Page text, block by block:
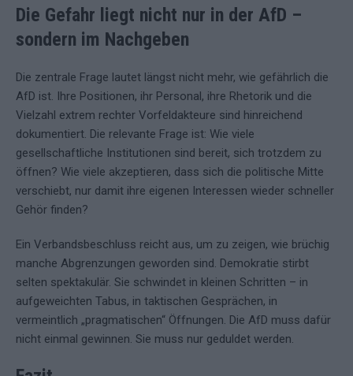
Die Gefahr liegt nicht nur in der AfD –
sondern im Nachgeben
Die zentrale Frage lautet längst nicht mehr, wie gefährlich die
AfD ist. Ihre Positionen, ihr Personal, ihre Rhetorik und die
Vielzahl extrem rechter Vorfeldakteure sind hinreichend
dokumentiert. Die relevante Frage ist: Wie viele
gesellschaftliche Institutionen sind bereit, sich trotzdem zu
öffnen? Wie viele akzeptieren, dass sich die politische Mitte
verschiebt, nur damit ihre eigenen Interessen wieder schneller
Gehör finden?
Ein Verbandsbeschluss reicht aus, um zu zeigen, wie brüchig
manche Abgrenzungen geworden sind. Demokratie stirbt
selten spektakulär. Sie schwindet in kleinen Schritten – in
aufgeweichten Tabus, in taktischen Gesprächen, in
vermeintlich „pragmatischen“ Öffnungen. Die AfD muss dafür
nicht einmal gewinnen. Sie muss nur geduldet werden.